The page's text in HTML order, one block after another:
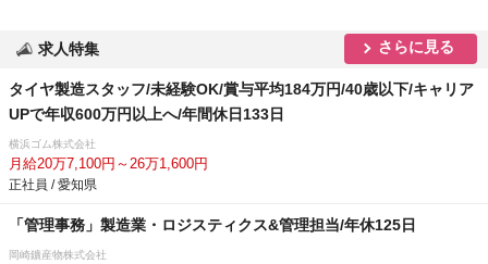
求人特集 さらに見る
タイヤ製造スタッフ/未経験OK/賞与平均184万円/40歳以下/キャリア
UPで年収600万円以上へ/年間休日133日
横浜ゴム株式会社
月給20万7,100円～26万1,600円
正社員 / 愛知県
「管理事務」製造業・ロジスティクス&管理担当/年休125日
岡崎鑛産物株式会社